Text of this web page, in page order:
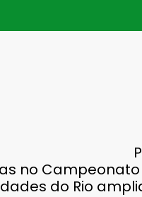
no
do Rio